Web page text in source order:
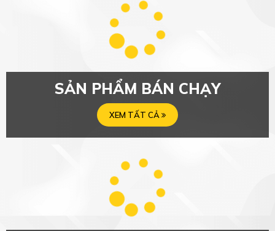
Với chính sách bảo hành nhanh chóng: 1 đổi 1 và 07 ngày đổi trả
với tất cả sản phẩm sẽ giúp quý khách yên tâm khi mua phụ tùng ô
SẢN PHẨM HOT
XEM TẤT CẢ